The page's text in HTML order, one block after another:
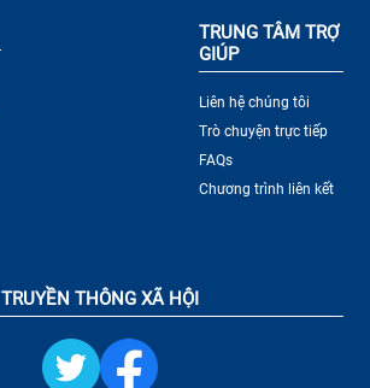
TRUNG TÂM TRỢ
GIÚP
Liên hệ chúng tôi
Trò chuyện trực tiếp
FAQs
Chương trình liên kết
TRUYỀN THÔNG XÃ HỘI